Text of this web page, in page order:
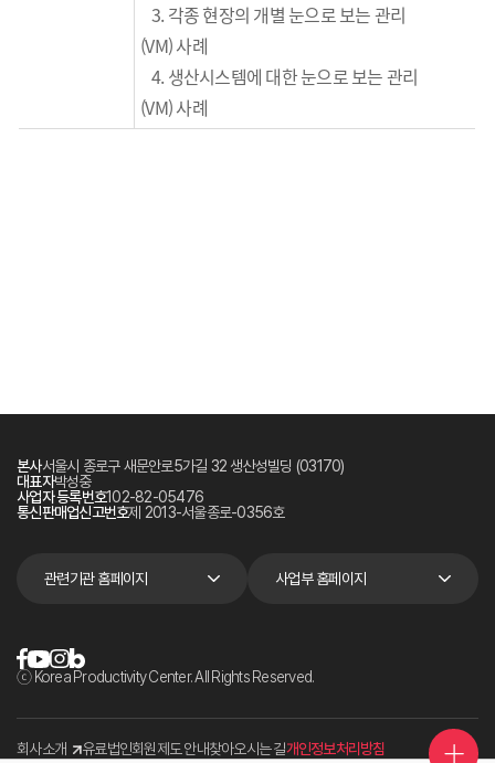
3. 각종 현장의 개별눈으로 보는 관리
(VM)사례
4. 생산시스템에 대한눈으로 보는 관리
(VM)사례
본사서울시 종로구 새문안로5가길 32 생산성빌딩 (03170)
대표자박성중
사업자 등록번호102-82-05476
통신판매업신고번호제 2013-서울종로-0356호
관련기관 홈페이지 사업부 홈페이지
ⓒ Korea Productivity Center. All Rights Reserved.
회사소개 유료법인회원제도 안내찾아오시는 길개인정보처리방침